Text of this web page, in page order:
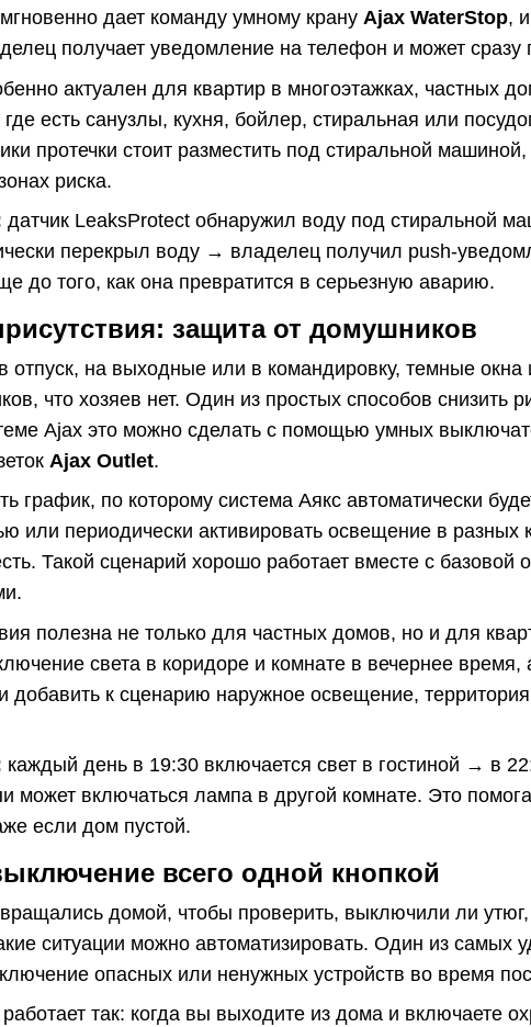
дает команду умному крану Ajax WaterStop,
получает уведомление на телефон и может сразу
актуален для квартир в многоэтажках, частных
есть санузлы, кухня, бойлер, стиральная или
протечки стоит разместить под стиральной
риска.
датчик LeaksProtect обнаружил воду под стиральной
перекрыл воду → владелец получил push-
до того, как она превратится в серьезную аварию.
защита от домушников
отпуск, на выходные или в командировку, темные
что хозяев нет. Один из простых способов снизить
Ajax это можно сделать с помощью умных
Ajax Outlet.
график, по которому система Аякс автоматически
или периодически активировать освещение в разных
Такой сценарий хорошо работает вместе с
полезна не только для частных домов, но и для
света в коридоре и комнате в вечернее
добавить к сценарию наружное освещение,
каждый день в 19:30 включается свет в гостиной → в
может включаться лампа в другой комнате. Это
если дом пустой.
всего одной кнопкой
домой, чтобы проверить, выключили ли
ситуации можно автоматизировать. Один из
опасных или ненужных устройств во время
так: когда вы выходите из дома и включаете